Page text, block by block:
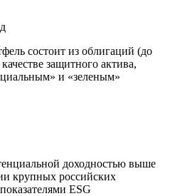
состоит из облигаций (до
защитного актива,
и «зеленым»
доходностью выше
крупных российских
ESG